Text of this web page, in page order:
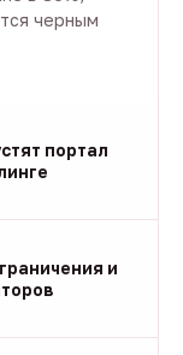
черным
портал
и